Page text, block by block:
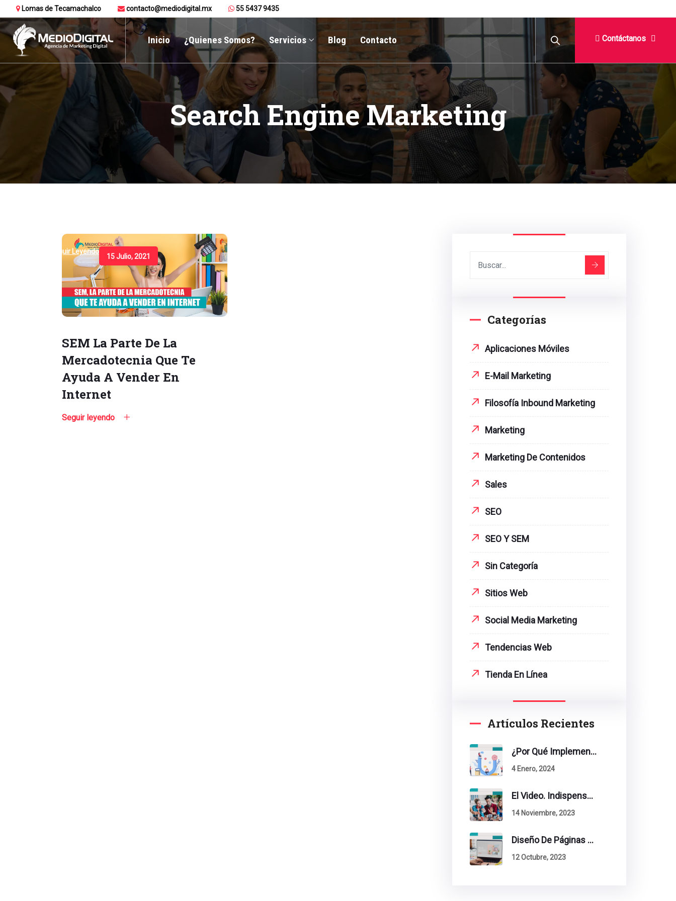
Lomas de Tecamachalco contacto@mediodigital.mx 55 5437 9435
Inicio ¿Quienes Somos? Servicios Blog Contacto Contáctanos
Search Engine Marketing
Seguir Leyendo
15 Julio, 2021
SEM La Parte De La
Mercadotecnia Que Te
Ayuda A Vender En
Internet
Seguir leyendo
Categorías
Aplicaciones Móviles
E-Mail Marketing
Filosofía Inbound Marketing
Marketing
Marketing De Contenidos
Sales
SEO
SEO Y SEM
Sin Categoría
Sitios Web
Social Media Marketing
Tendencias Web
Tienda En Línea
Artículos Recientes
¿Por Qué Implementar La Metodología Inbound Marketing En Tu Empresa?
4 Enero, 2024
El Video. Indispensable En Tu Estrategia De Contenidos.
14 Noviembre, 2023
Diseño De Páginas Web. Esto Debe Tener Un Sitio Exitoso.
12 Octubre, 2023